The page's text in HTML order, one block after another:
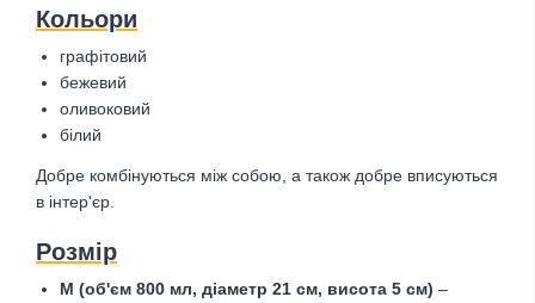
Кольори
графітовий
бежевий
оливоковий
білий
Добре комбінуються між собою, а також добре вписуються
в інтер'єр.
Розмір
М (об'єм 800 мл, діаметр 21 см, висота 5 см) –